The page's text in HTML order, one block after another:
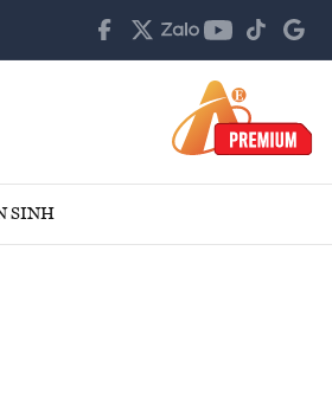
SINH